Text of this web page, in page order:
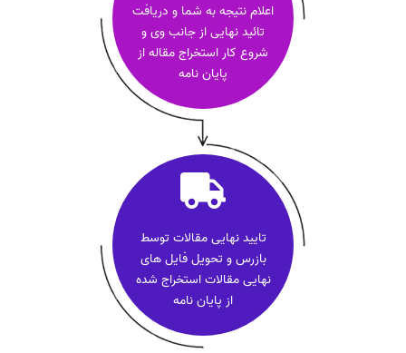
اعلام نتیجه به شما و دریافت
تائید نهایی از جانب وی و
شروع کار استخراج مقاله از
پایان نامه
تایید نهایی مقالات توسط
بازرس و تحویل فایل های
نهایی مقالات استخراج شده
از پایان نامه